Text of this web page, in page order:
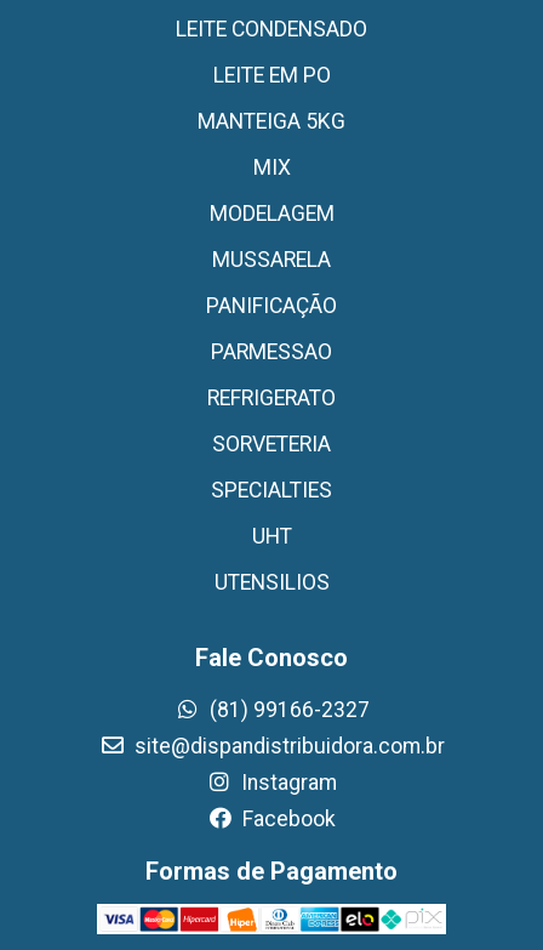
LEITE CONDENSADO
LEITE EM PO
MANTEIGA 5KG
MIX
MODELAGEM
MUSSARELA
PANIFICAÇÃO
PARMESSAO
REFRIGERATO
SORVETERIA
SPECIALTIES
UHT
UTENSILIOS
Fale Conosco
(81) 99166-2327
site@dispandistribuidora.com.br
Instagram
Facebook
Formas de Pagamento